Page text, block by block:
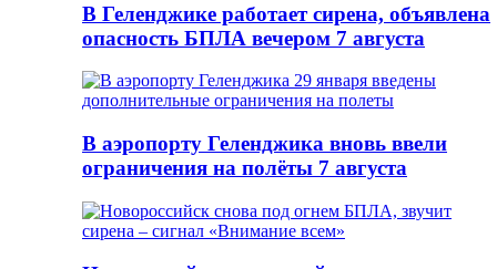
В Геленджике работает сирена, объявлена
опасность БПЛА вечером 7 августа
В аэропорту Геленджика вновь ввели
ограничения на полёты 7 августа